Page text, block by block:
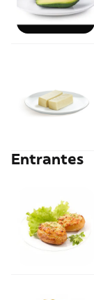
Entrantes